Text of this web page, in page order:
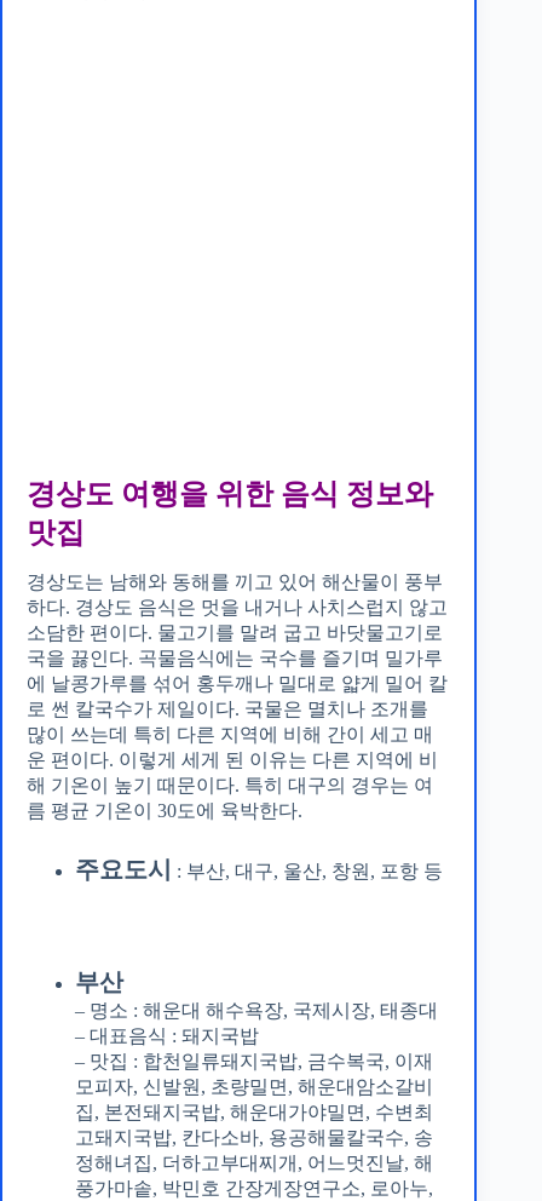
경상도 여행을 위한 음식 정보와
맛집
경상도는 남해와 동해를 끼고 있어 해산물이 풍부
하다. 경상도 음식은 멋을 내거나 사치스럽지 않고
소담한 편이다. 물고기를 말려 굽고 바닷물고기로
국을 끓인다. 곡물음식에는 국수를 즐기며 밀가루
에 날콩가루를 섞어 홍두깨나 밀대로 얇게 밀어 칼
로 썬 칼국수가 제일이다. 국물은 멸치나 조개를
많이 쓰는데 특히 다른 지역에 비해 간이 세고 매
운 편이다. 이렇게 세게 된 이유는 다른 지역에 비
해 기온이 높기 때문이다. 특히 대구의 경우는 여
름 평균 기온이 30도에 육박한다.
주요도시 : 부산, 대구, 울산, 창원, 포항 등
부산
– 명소 : 해운대 해수욕장, 국제시장, 태종대
– 대표음식 : 돼지국밥
– 맛집 : 합천일류돼지국밥, 금수복국, 이재
모피자, 신발원, 초량밀면, 해운대암소갈비
집, 본전돼지국밥, 해운대가야밀면, 수변최
고돼지국밥, 칸다소바, 용공해물칼국수, 송
정해녀집, 더하고부대찌개, 어느멋진날, 해
풍가마솥, 박민호 간장게장연구소, 로아누,